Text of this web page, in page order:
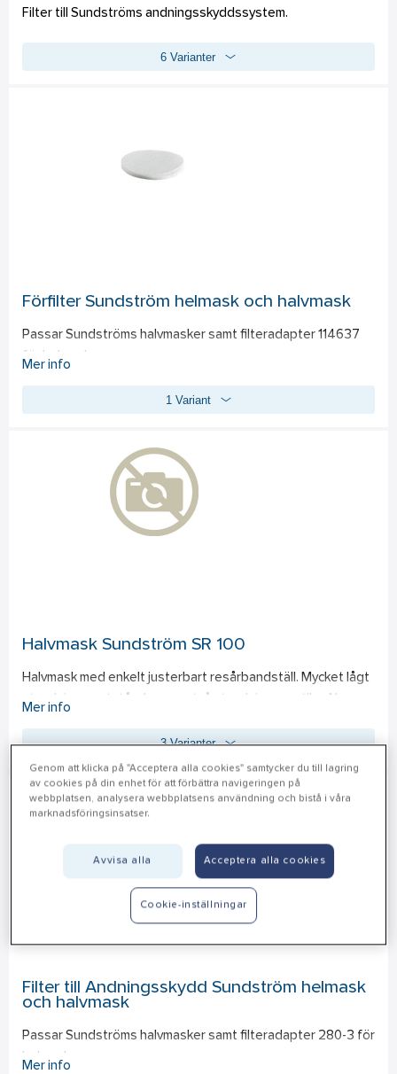
Filter till Sundströms andningsskyddssystem.
6 Varianter
Förfilter Sundström helmask och halvmask
Passar Sundströms halvmasker samt filteradapter 114637
för helmasker.
Mer info
1 Variant
Halvmask Sundström SR 100
Halvmask med enkelt justerbart resårbandställ. Mycket lågt
utandningsmotstånd genom två utandningsventiler. Ny
140:1998.
Mer info
3 Varianter
Filter till Andningsskydd Sundström helmask
och halvmask
Passar Sundströms halvmasker samt filteradapter 280-3 för
helmasker.
Mer info
Genom att klicka på "Acceptera alla cookies" samtycker du till lagring
av cookies på din enhet för att förbättra navigeringen på
webbplatsen, analysera webbplatsens användning och bistå i våra
marknadsföringsinsatser.
Avvisa alla Acceptera alla cookies
Cookie-inställningar